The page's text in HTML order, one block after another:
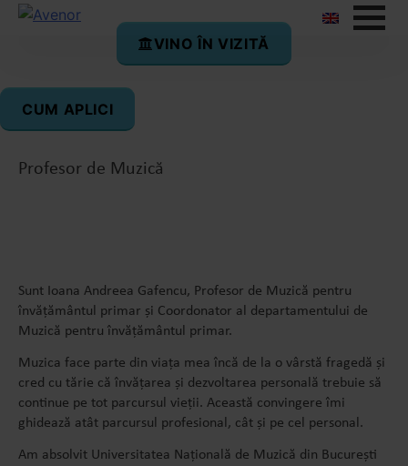
Ioana Gafencu
Profesor de Muzică
Sunt Ioana Andreea Gafencu, Profesor de Muzică pentru
învățământul primar și Coordonator al departamentului de
Muzică pentru învățământul primar.
Muzica face parte din viața mea încă de la o vârstă fragedă și
cred cu tărie că învățarea și dezvoltarea personală trebuie să
continue pe tot parcursul vieții. Această convingere îmi
ghidează atât parcursul profesional, cât și pe cel personal.
Am absolvit Universitatea Națională de Muzică din București
VINO ÎN VIZITĂ
CUM APLICI